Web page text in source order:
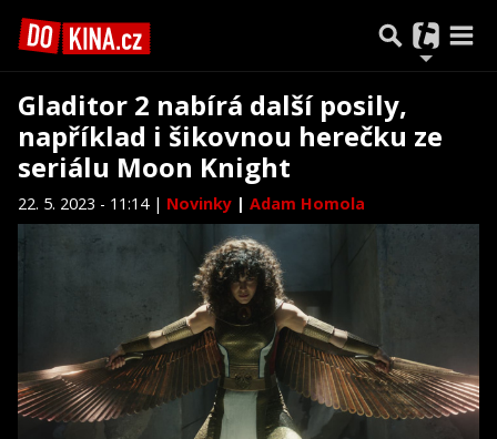
Gladitor 2 nabírá další posily,
například i šikovnou herečku ze
seriálu Moon Knight
22. 5. 2023 - 11:14 | Novinky | Adam Homola